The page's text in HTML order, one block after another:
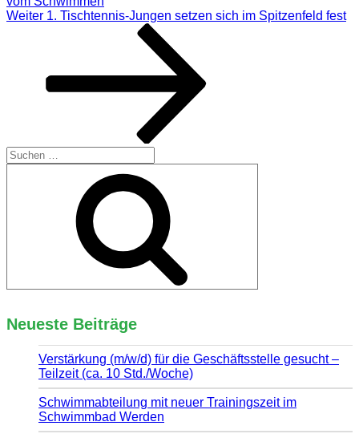
Nächster
Weiter 1. Tischtennis-Jungen setzen sich im Spitzenfeld fest
Suchen
nach:
Neueste Beiträge
Verstärkung (m/w/d) für die Geschäftsstelle gesucht –
Teilzeit (ca. 10 Std./Woche)
Schwimmabteilung mit neuer Trainingszeit im
Schwimmbad Werden